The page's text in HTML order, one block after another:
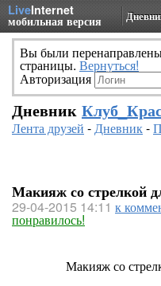
LiveInternet
мобильная версия
Вы были
страницы. Вернуться!
Авторизация
Дневник
Лента друзей -Дневник-
Макияж со стрелкой
29-04-2015 14:11 к
понравилось!
Макияж со